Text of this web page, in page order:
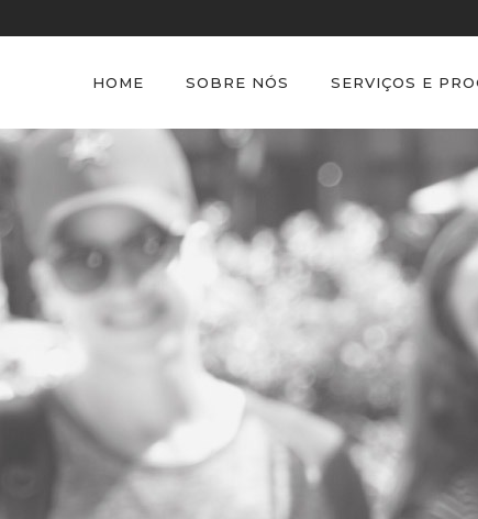
HOME SOBRE NÓS SERVIÇOS E